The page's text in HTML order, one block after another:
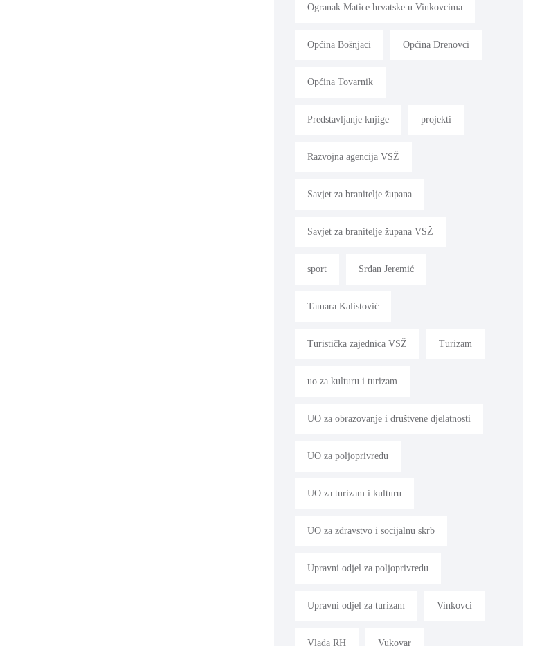
Ogranak Matice hrvatske u Vinkovcima
Općina Bošnjaci Općina Drenovci
Općina Tovarnik
Predstavljanje knjige projekti
Razvojna agencija VSŽ
Savjet za branitelje župana
Savjet za branitelje župana VSŽ
sport Srđan Jeremić
Tamara Kalistović
Turistička zajednica VSŽ Turizam
uo za kulturu i turizam
UO za obrazovanje i društvene djelatnosti
UO za poljoprivredu
UO za turizam i kulturu
UO za zdravstvo i socijalnu skrb
Upravni odjel za poljoprivredu
Upravni odjel za turizam Vinkovci
Vlada RH Vukovar